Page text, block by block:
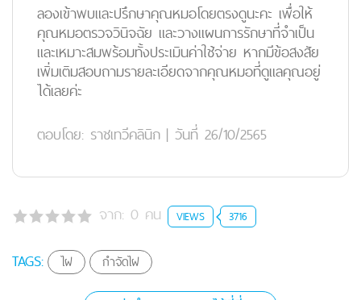
ลองเข้าพบและปรึกษาคุณหมอโดยตรงดูนะคะ เพื่อให้
คุณหมอตรวจวินิจฉัย และวางแผนการรักษาที่จำเป็น
และเหมาะสมพร้อมทั้งประเมินค่าใช้จ่าย หากมีข้อสงสัย
เพิ่มเติมสอบถามรายละเอียดจากคุณหมอที่ดูแลคุณอยู่
ได้เลยค่ะ
ตอบโดย: ราชเทวีคลินิก | วันที่ 26/10/2565
จาก: 0 คน VIEWS 3716
TAGS: ไฝ กำจัดไฝ